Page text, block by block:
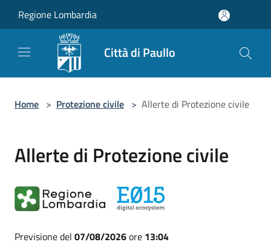
Regione Lombardia
Città di Paullo
Home > Protezione civile > Allerte di Protezione civile
Allerte di Protezione civile
Previsione del 07/08/2026ore 13:04